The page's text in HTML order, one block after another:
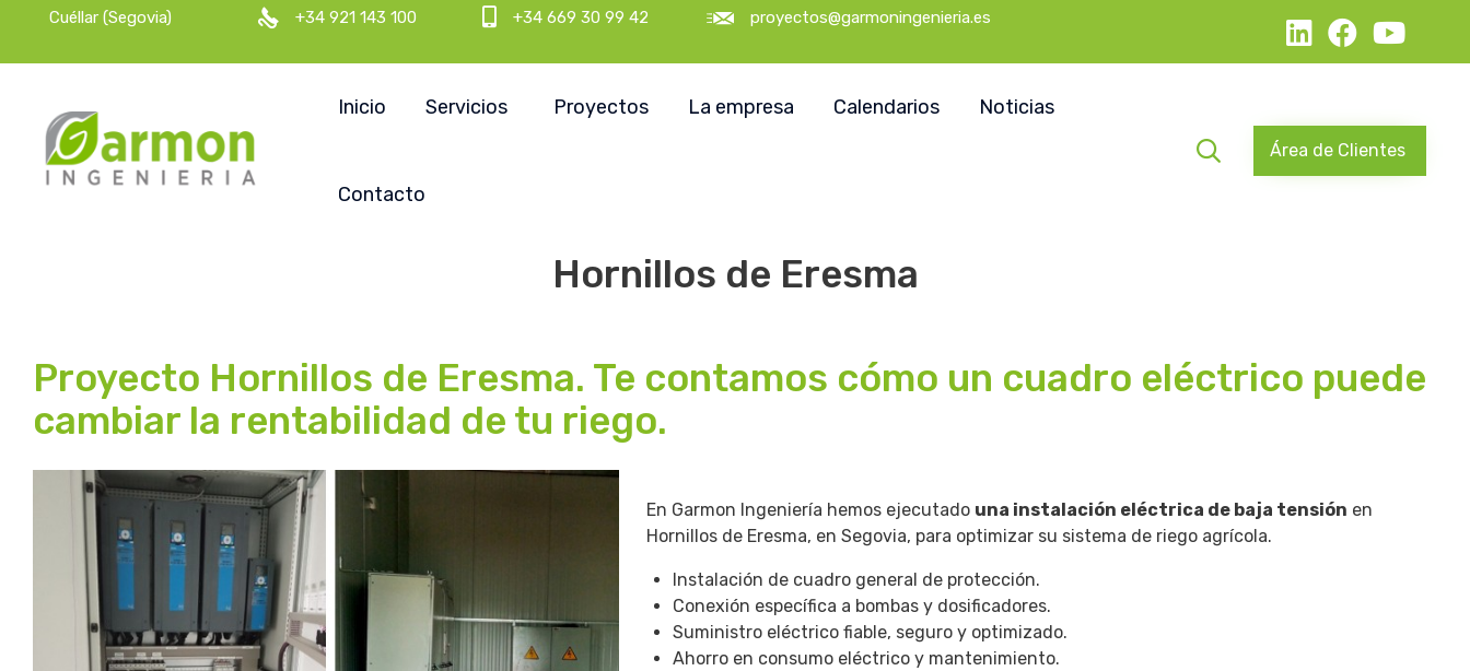
Cuéllar (Segovia) +34 921 143 100 +34 669 30 99 42 proyectos@garmoningenieria.es
Inicio Servicios Proyectos La empresa Calendarios Noticias
Contacto
 Área de Clientes
Hornillos de Eresma
Proyecto Hornillos de Eresma. Te contamos cómo un cuadro eléctrico puede
cambiar la rentabilidad de tu riego.
En Garmon Ingeniería hemos ejecutado una instalación eléctrica de baja tensión en
Hornillos de Eresma, en Segovia, para optimizar su sistema de riego agrícola.
Instalación de cuadro general de protección.
Conexión específica a bombas y dosificadores.
Suministro eléctrico fiable, seguro y optimizado.
Ahorro en consumo eléctrico y mantenimiento.